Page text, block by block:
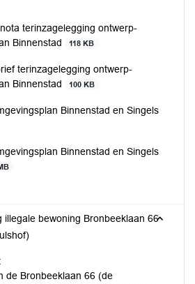
terinzagelegging ontwerp-
Binnenstad
118 KB
terinzagelegging ontwerp-
Binnenstad
100 KB
Binnenstad en Singels
Binnenstad en Singels
illegale bewoning Bronbeeklaan 66
de Bronbeeklaan 66 (de